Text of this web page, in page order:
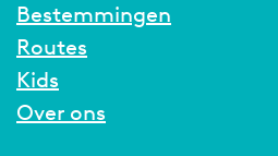
Bestemmingen
Routes
Kids
Over ons